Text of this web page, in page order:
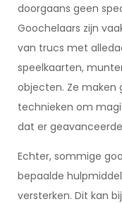
doorgaans geen
Goochelaars zijn
van trucs met
speelkaarten,
objecten. Ze maken
technieken om
dat er
Echter, sommige
bepaalde
versterken. Dit kan